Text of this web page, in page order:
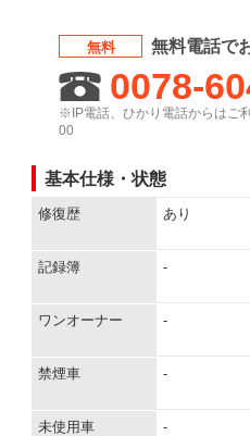
無料 無料電話で
0078-
※IP電話、ひかり電話からはご
00
基本仕様・状態
修復歴 あり
記録簿 -
ワンオーナー -
禁煙車 -
未使用車 -